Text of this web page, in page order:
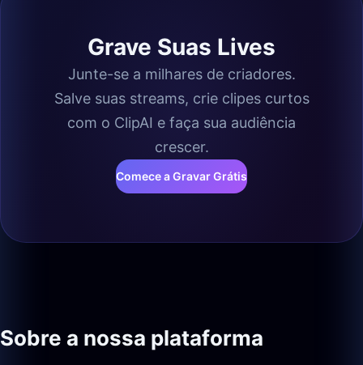
Grave Suas Lives
Junte-se a milhares de criadores.
Salve suas streams, crie clipes curtos
com o ClipAI e faça sua audiência
crescer.
Comece a Gravar Grátis
Sobre a nossa plataforma